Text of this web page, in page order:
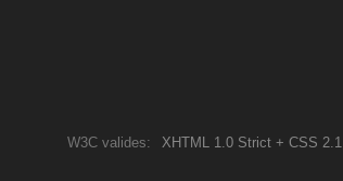
W3C valides: XHTML 1.0 Strict + CSS 2.1